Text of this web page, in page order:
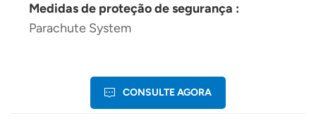
Medidas de proteção de segurança :
Parachute System
CONSULTE AGORA